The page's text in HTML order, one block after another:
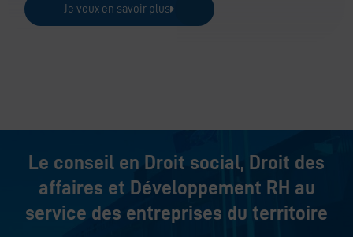
Je veux en savoir plus
Le conseil en Droit social, Droit des
affaires et Développement RH au
service des entreprises du territoire